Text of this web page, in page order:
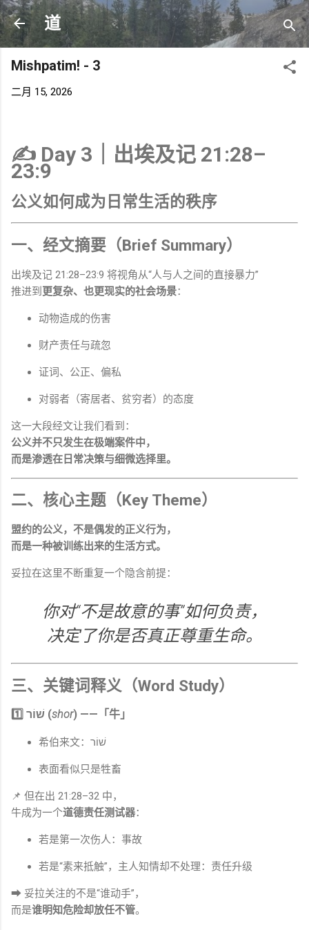
跳至主要内容
道
Mishpatim! - 3
二月 15, 2026
✍️ Day 3｜出埃及记 21:28–
23:9
公义如何成为日常生活的秩序
一、经文摘要（Brief Summary）
出埃及记 21:28–23:9 将视角从“人与人之间的直接暴力”
推进到 更复杂、也更现实的社会场景：
动物造成的伤害
财产责任与疏忽
证词、公正、偏私
对弱者（寄居者、贫穷者）的态度
这一大段经文让我们看到：
公义并不只发生在极端案件中，
而是渗透在日常决策与细微选择里。
二、核心主题（Key Theme）
盟约的公义，不是偶发的正义行为，
而是一种被训练出来的生活方式。
妥拉在这里不断重复一个隐含前提：
你对“不是故意的事”如何负责，
决定了你是否真正尊重生命。
三、关键词释义（Word Study）
1️⃣ שׁוֹר (shor) ——「牛」
希伯来文：שׁוֹר
表面看似只是牲畜
📌 但在出 21:28–32 中，
牛成为一个道德责任测试器：
若是第一次伤人：事故
若是“素来抵触”，主人知情却不处理：责任升级
➡ 妥拉关注的不是“谁动手”，
而是谁明知危险却放任不管。